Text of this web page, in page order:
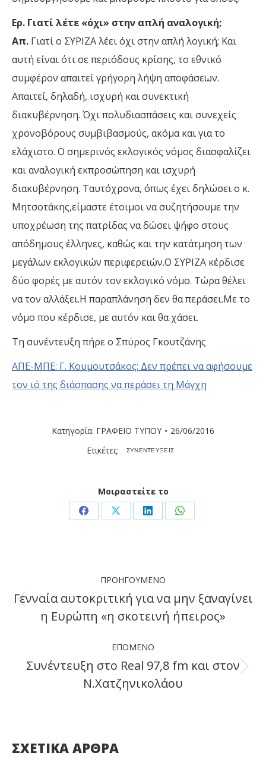
Ερ. Γιατί λέτε «όχι» στην απλή αναλογική;
Απ. Γιατί ο ΣΥΡΙΖΑ λέει όχι στην απλή λογική; Και
αυτή είναι ότι σε περιόδους κρίσης, το εθνικό
συμφέρον απαιτεί γρήγορη λήψη αποφάσεων.
Απαιτεί, δηλαδή, ισχυρή και συνεκτική
διακυβέρνηση. Όχι πολυδιασπάσεις και συνεχείς
χρονοβόρους συμβιβασμούς, ακόμα και για το
ελάχιστο. Ο σημερινός εκλογικός νόμος διασφαλίζει
και αναλογική εκπροσώπηση και ισχυρή
διακυβέρνηση. Ταυτόχρονα, όπως έχει δηλώσει ο κ.
Μητσοτάκης,είμαστε έτοιμοι να συζητήσουμε την
υποχρέωση της πατρίδας να δώσει ψήφο στους
απόδημους έλληνες, καθώς και την κατάτμηση των
μεγάλων εκλογικών περιφερειών.Ο ΣΥΡΙΖΑ κέρδισε
δύο φορές με αυτόν τον εκλογικό νόμο. Τώρα θέλει
να τον αλλάξει.Η παραπλάνηση δεν θα περάσει.Με το
νόμο που κέρδισε, με αυτόν και θα χάσει.
Τη συνέντευξη πήρε ο Σπύρος Γκουτζάνης
ΑΠΕ-ΜΠΕ: Γ. Κουμουτσάκος: Δεν πρέπει να αφήσουμε
τον ιό της διάσπασης να περάσει τη Μάγχη
Κατηγορία: ΓΡΑΦΕΙΟ ΤΥΠΟΥ
26/06/2016
Ετικέτες:
ΣΥΝΕΝΤΕΥΞΕΙΣ
Μοιραστείτε το
Share Share Share Share
navigation
ΠΡΟΗΓΟΎΜΕΝΟ
Previous
Γενναία αυτοκριτική για να μην ξαναγίνει
η Ευρώπη «η σκοτεινή ήπειρος»
ΕΠΌΜΕΝΟ
Συνέντευξη στο Real 97,8 fm και στον
Ν.Χατζηνικολάου
ΣΧΕΤΙΚΑ ΑΡΘΡΑ